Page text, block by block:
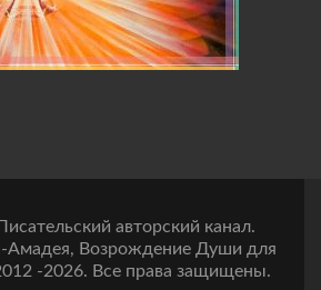
авторский канал.
Амадея, Возрождение Души для
-2026. Все права защищены.